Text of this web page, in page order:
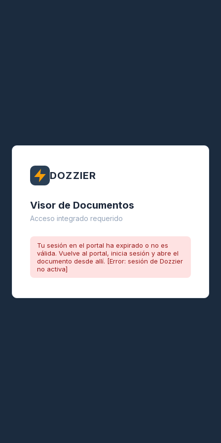
DOZZIER
Visor de Documentos
Acceso integrado requerido
Tu sesión en el portal ha expirado o no es
válida. Vuelve al portal, inicia sesión y abre el
documento desde allí. [Error: sesión de Dozzier
no activa]